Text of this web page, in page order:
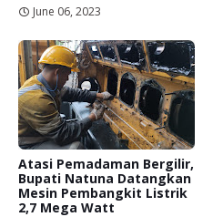
June 06, 2023
Atasi Pemadaman Bergilir,
Bupati Natuna Datangkan
Mesin Pembangkit Listrik
2,7 Mega Watt